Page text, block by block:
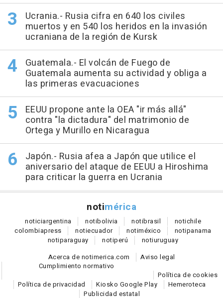
Ucrania.- Rusia cifra en 640 los civiles
muertos y en 540 los heridos en la invasión
ucraniana de la región de Kursk
Guatemala.- El volcán de Fuego de
Guatemala aumenta su actividad y obliga a
las primeras evacuaciones
EEUU propone ante la OEA "ir más allá"
contra "la dictadura" del matrimonio de
Ortega y Murillo en Nicaragua
Japón.- Rusia afea a Japón que utilice el
aniversario del ataque de EEUU a Hiroshima
para criticar la guerra en Ucrania
notimérica
noticiargentina notibolivia notibrasil notichile
colombiapress notiecuador notiméxico notipanama
notiparaguay notiperú notiuruguay
Acerca de notimerica.com
Aviso legal
Cumplimiento normativo
Política de cookies
Política de privacidad
Kiosko Google Play
Hemeroteca
Publicidad estatal